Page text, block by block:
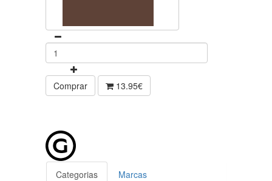
Comprar 13.95€
Categorias Marcas